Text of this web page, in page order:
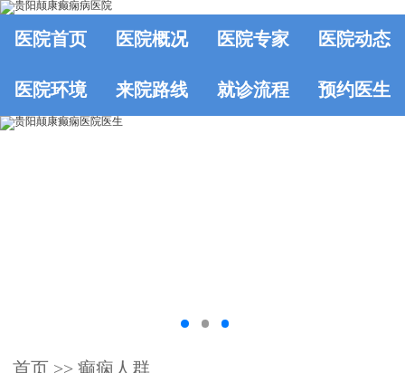
医院首页 医院概况 医院专家 医院动态
医院环境 来院路线 就诊流程 预约医生
首页 >> 癫痫人群